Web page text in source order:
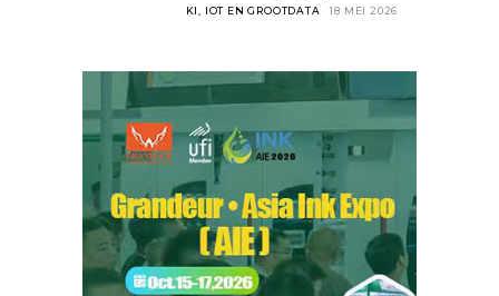
KI, IOT EN GROOTDATA 18 MEI 2026